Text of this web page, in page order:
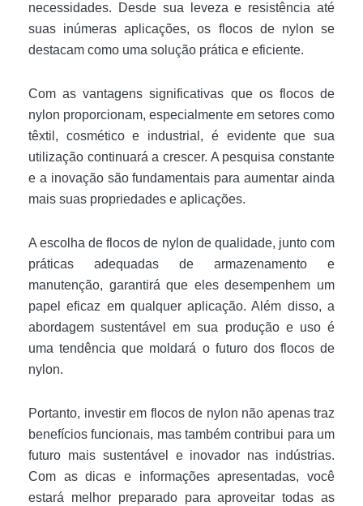
necessidades. Desde sua leveza e resistência até
suas inúmeras aplicações, os flocos de nylon se
destacam como uma solução prática e eficiente.
Com as vantagens significativas que os flocos de
nylon proporcionam, especialmente em setores como
têxtil, cosmético e industrial, é evidente que sua
utilização continuará a crescer. A pesquisa constante
e a inovação são fundamentais para aumentar ainda
mais suas propriedades e aplicações.
A escolha de flocos de nylon de qualidade, junto com
práticas adequadas de armazenamento e
manutenção, garantirá que eles desempenhem um
papel eficaz em qualquer aplicação. Além disso, a
abordagem sustentável em sua produção e uso é
uma tendência que moldará o futuro dos flocos de
nylon.
Portanto, investir em flocos de nylon não apenas traz
benefícios funcionais, mas também contribui para um
futuro mais sustentável e inovador nas indústrias.
Com as dicas e informações apresentadas, você
estará melhor preparado para aproveitar todas as